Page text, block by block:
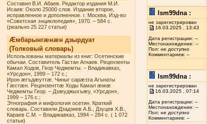
Составил В.И. Абаев. Редактор издания М.И.
Исаев: Около 25000 слов. Издание второе,
исправленное и дополненное. г. Москва, Изд-во
«Советская энциклопедия», 1970. – 584 с.
(реально 25 227 статьи)
Æмбарынгæнæн дзырдуат
(Толковый словарь)
Использованы материалы из книг: Осетинские
обычаи. Составитель Гастан Агнаев. Рецензенты
Камал Ходов, Геор Чеджемты. – Владикавказ,
«Урсдон», 1999 – 172 с.;
Ирон æгъдæуттæ. Чиныг сарæзта Агънаты
Гæстæн. Рецензенттæ Ходы Камал æмæ
Чеджемты Геор. – Дзæуджыхъæу, «Урсдон»,
1999 – 176 с.;
Этнография и мифология осетин. Краткий
словарь. Составили Дзадзиев А.Б., Дзуцев Х.В.,
Караев С.М. – Владикавказ, 1994 – 284 с. ( 1 072
статьи)
lsm99dna :
не зарегистрирован
16.03.2025 , 13:43
Дата регистрации: --
Местонахождение: --
Пол: не доступно
Комментариев: --
lsm99dna :
не зарегистрирован
16.03.2025 , 07:14
Дата регистрации: --
Местонахождение: --
Пол: не доступно
Комментариев: --